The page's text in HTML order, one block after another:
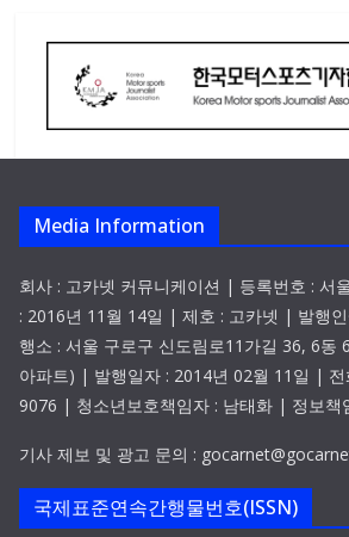
Media Information
회사 : 고카넷 커뮤니케이션 | 등록번호 : 서
: 2016년 11월 14일 | 제호 : 고카넷 | 발행
행소 : 서울 구로구 신도림로11가길 36, 6동
아파트) | 발행일자 : 2014년 02월 11일 | 전
9076 | 청소년보호책임자 : 남태화 | 정보책
기사 제보 및 광고 문의 :
국제표준연속간행물번호(ISSN)